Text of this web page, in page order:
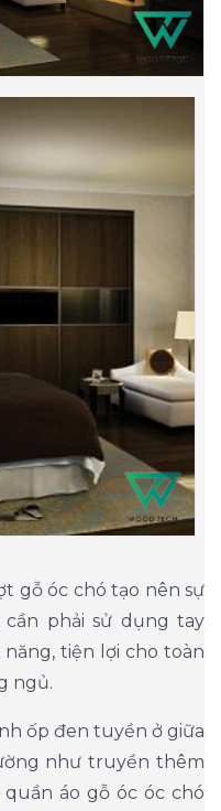
gỗ óc chó tạo nên sự
phải sử dụng tay
tiện lợi cho toàn
ngủ.
ốp đen tuyền ở giữa
như truyền thêm
áo gỗ óc óc chó